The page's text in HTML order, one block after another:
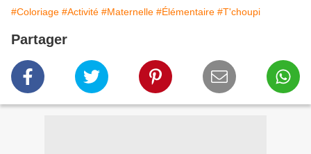
#Coloriage #Activité #Maternelle #Élémentaire #T'choupi
Partager